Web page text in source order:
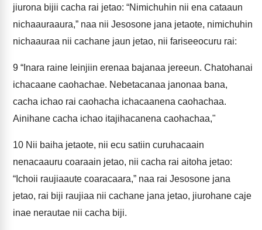
jiurona bijii cacha rai jetao: “Nimichuhin nii ena cataaun
nichaauraaura,” naa nii Jesosone jana jetaote, nimichuhin
nichaauraa nii cachane jaun jetao, nii fariseeocuru rai:
9 “Inara raine leinjiin erenaa bajanaa jereeun. Chatohanai
ichacaane caohachae. Nebetacanaa janonaa bana,
cacha ichao rai caohacha ichacaanena caohachaa.
Ainihane cacha ichao itajihacanena caohachaa,"
10 Nii baiha jetaote, nii ecu satiin curuhacaain
nenacaauru coaraain jetao, nii cacha rai aitoha jetao:
“Ichoii raujiaaute coaracaara,” naa rai Jesosone jana
jetao, rai biji raujiaa nii cachane jana jetao, jiurohane caje
inae nerautae nii cacha biji.